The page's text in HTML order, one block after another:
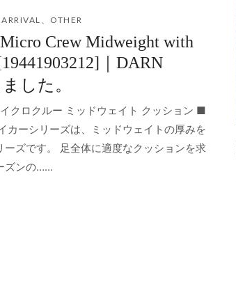
OTHER
Micro Crew Midweight with
｜DARN
した。
クロクルー ミッドウェイト クッション ■
カーシリーズは、ミッドウェイトの厚みを
ーズです。 足全体に適度なクッションを求
ズンの…...